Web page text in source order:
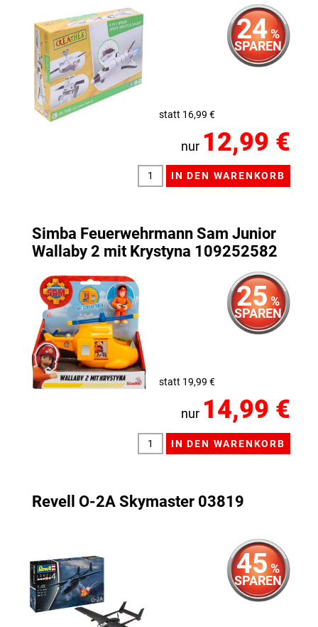
24%
SPAREN
statt 16,99 €
nur 12,99 €
Simba Feuerwehrmann Sam Junior
Wallaby 2 mit Krystyna 109252582
25 %
SPAREN
statt 19,99 €
nur 14,99 €
Revell O-2A Skymaster 03819
45 %
SPAREN